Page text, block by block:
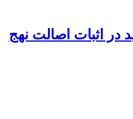
در اثبات اصالت نهج